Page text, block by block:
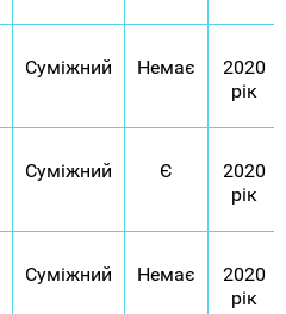
Суміжний Немає
2020
рік
Суміжний Є
2020
рік
Суміжний Немає
2020
рік